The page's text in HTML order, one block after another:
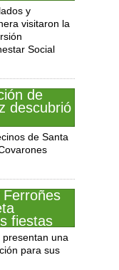
y
visitaron la
Social
de Santa
una
para sus